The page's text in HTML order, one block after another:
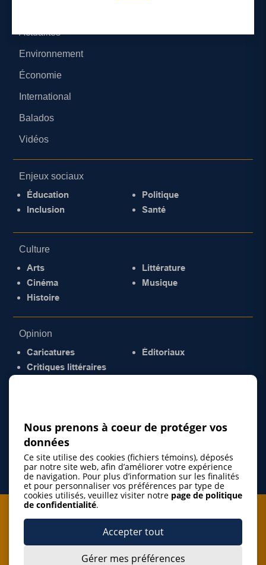
Actualités
Environnement
Économie
International
Balados
Vidéos
Enjeux sociaux
Éducation
Inclusion
Politique
Santé
Culture
Arts
Cinéma
Histoire
Littérature
Musique
Opinion
Caricatures
Critiques littéraires
Éditoriaux
Je m'abonne à l'infolettre
Nous prenons à coeur de protéger vos
données
Ce site utilise des cookies (fichiers témoins), déposés
par notre site web, afin d’améliorer votre expérience
de navigation. Pour plus d’information sur les finalités
et pour personnaliser vos préférences par type de
cookies utilisés, veuillez visiter notre page de politique
de confidentialité.
Accepter tout
Gérer mes préférences